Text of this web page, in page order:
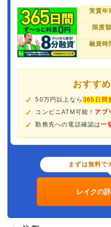
実質年
限度額
融資時
おすす
50万円以上なら365日間
コンビニATM可能！ アプ
勤務先への電話確認は一
まずは無料で
レイクの